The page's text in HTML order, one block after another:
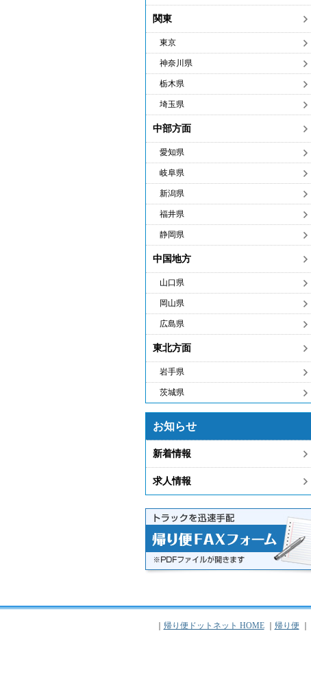
関東
東京
神奈川県
栃木県
埼玉県
中部方面
愛知県
岐阜県
新潟県
福井県
静岡県
中国地方
山口県
岡山県
広島県
東北方面
岩手県
茨城県
お知らせ
新着情報
求人情報
帰り便ドットネット HOME｜ 帰り便